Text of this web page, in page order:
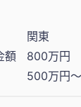
関東
額
800万円
500万円